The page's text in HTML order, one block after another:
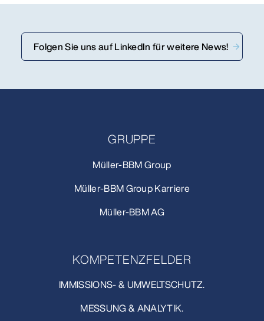
Folgen Sie uns auf LinkedIn für weitere News!
GRUPPE
Müller-BBM Group
Müller-BBM Group Karriere
Müller-BBM AG
KOMPETENZFELDER
IMMISSIONS- & UMWELTSCHUTZ.
MESSUNG & ANALYTIK.